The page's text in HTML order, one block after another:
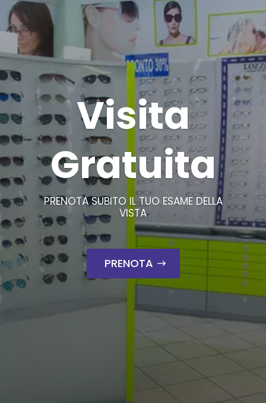
Visita
Gratuita
PRENOTA SUBITO IL TUO ESAME DELLA
VISTA
PRENOTA